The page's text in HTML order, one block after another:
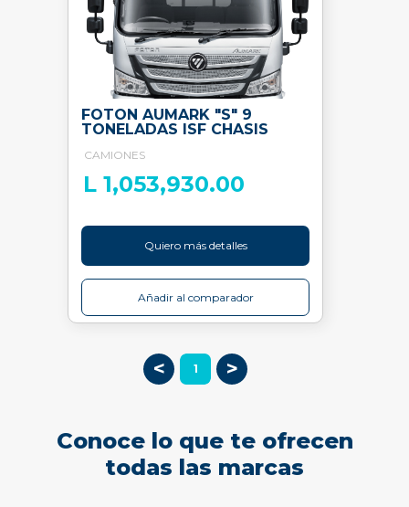
FOTON AUMARK "S" 9
TONELADAS ISF CHASIS
CAMIONES
L 1,053,930.00
Quiero más detalles
Añadir al comparador
< 1 >
Conoce lo que te ofrecen
todas las marcas